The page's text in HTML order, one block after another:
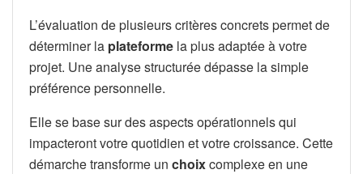
L’évaluation de plusieurs critères concrets permet de
déterminer la plateforme la plus adaptée à votre
projet. Une analyse structurée dépasse la simple
préférence personnelle.
Elle se base sur des aspects opérationnels qui
impacteront votre quotidien et votre croissance. Cette
démarche transforme un choixcomplexe en une